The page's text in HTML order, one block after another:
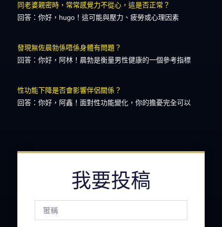
同老婆親密時，常常感覺力不從心，這是否正常？
回答：你好，hugo！這可能與壓力、疲勞或心理因素
發現無佐晨勃係唔係身體有問題？
回答：你好，阿林！晨勃是衡量男性健康的一個參考指標
性功能下降是否會影響伴侶關係？
回答：你好，阿鑫！面對性功能變化，你的擔憂完全可以
我要投稿